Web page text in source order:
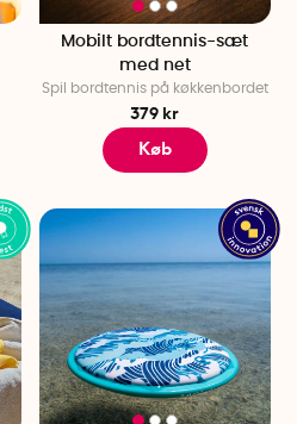
Mobilt bordtennis-sæt
med net
Spil bordtennis på køkkenbordet
379 kr
Køb